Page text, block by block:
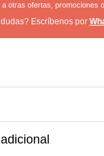
a otras ofertas, promociones
Escríbenos por